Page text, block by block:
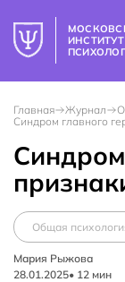
ИНСТИТУТ
Главная Журнал
Синдром главного
Мария Рыжова
28.01.2025• 12 мин
Общая